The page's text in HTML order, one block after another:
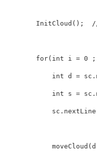
InitCloud ( ) ;
for( int i = 0 ;
int d = sc .
int s = sc .
            sc
. nextLine
moveCloud (d